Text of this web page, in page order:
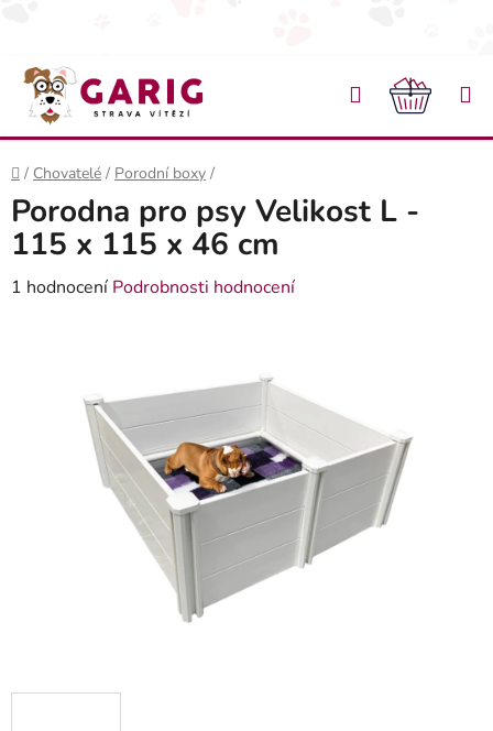
Přejít na obsah
Hledat
Domů
/ Chovatelé / Porodní boxy /
Porodna pro psy Velikost L -
115 x 115 x 46 cm
Průměrné hodnocení produktu je 5,0 z 5 hvězdiček.
1 hodnocení Podrobnosti hodnocení